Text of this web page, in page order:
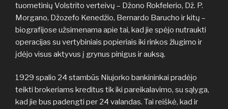
tuometinių Volstrito verteivų – Džono Rokfelerio, Dž. P.
Morgano, Džozefo Kenedžio, Bernardo Barucho ir kitų –
biografijose užsimenama apie tai, kad jie spėjo nutraukti
operacijas su vertybiniais popieriais iki rinkos žlugimo ir
įdėjo visus aktyvus į grynus pinigus ir auksą.
1929 spalio 24 stambūs Niujorko bankininkai pradėjo
teikti brokeriams kreditus tik iki pareikalavimo, su sąlyga,
kad jie bus padengti per 24 valandas. Tai reiškė, kad ir